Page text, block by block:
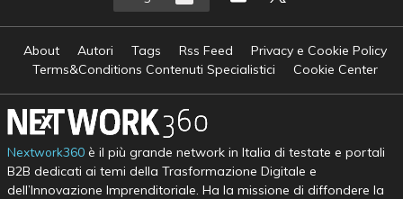
About Autori Tags Rss Feed
Privacy e Cookie Policy
Terms&Conditions Contenuti Specialistici
Cookie Center
Nextwork360è il più grande network in Italia di testate e portali
B2B dedicati ai temi della Trasformazione Digitale e
dell’Innovazione Imprenditoriale. Ha la missione di diffondere la